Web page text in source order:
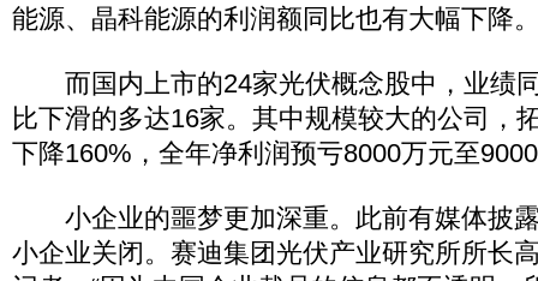
能源、晶科能源的利润额同比也有大幅下降
而国内上市的24家光伏概念股中，业绩
比下滑的多达16家。其中规模较大的公司，
下降160%，全年净利润预亏8000万元至
小企业的噩梦更加深重。此前有媒体披
小企业关闭。赛迪集团光伏产业研究所所长